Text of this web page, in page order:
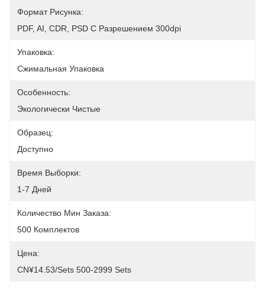
Формат Рисунка:
PDF, AI, CDR, PSD С Разрешением 300dpi
Упаковка:
Сжимальная Упаковка
Особенность:
Экологически Чистые
Образец:
Доступно
Время Выборки:
1-7 Дней
Количество Мин Заказа:
500 Комплектов
Цена:
CN¥14.53/sets 500-2999 Sets